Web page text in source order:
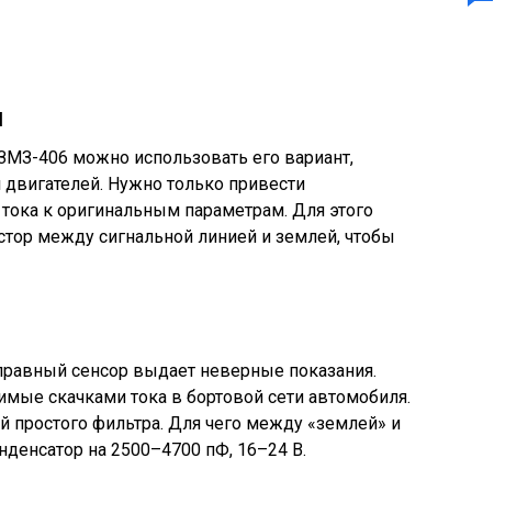
406 можно использовать его вариант,
Нужно только привести
к оригинальным параметрам. Для этого
между сигнальной линией и землей, чтобы
сенсор выдает неверные показания.
скачками тока в бортовой сети автомобиля.
фильтра. Для чего между «землей» и
на 2500–4700 пФ, 16–24 В.